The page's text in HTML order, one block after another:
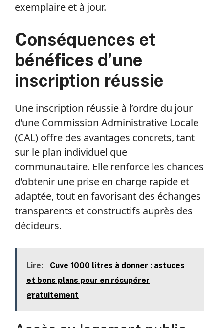
exemplaire et à jour.
Conséquences et
bénéfices d’une
inscription réussie
Une inscription réussie à l’ordre du jour
d’une Commission Administrative Locale
(CAL) offre des avantages concrets, tant
sur le plan individuel que
communautaire. Elle renforce les chances
d’obtenir une prise en charge rapide et
adaptée, tout en favorisant des échanges
transparents et constructifs auprès des
décideurs.
Lire:
Cuve 1000 litres à donner : astuces
et bons plans pour en récupérer
gratuitement